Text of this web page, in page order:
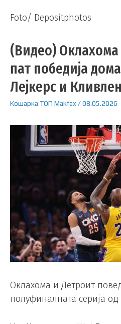
Foto/ Depositphotos
(Видео)
пат победија
Лејкерс и
Кошарка ТОП Makfax /08.05.2026
Оклахома и Детроит
полуфиналната серија